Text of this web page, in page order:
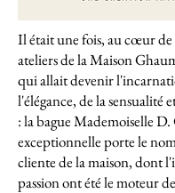
Il était une fois, au cœur de
ateliers de la Maison
qui allait devenir
l'élégance, de la sensualité
: la bague Mademoiselle
exceptionnelle porte le
cliente de la maison, dont
passion ont été le moteur